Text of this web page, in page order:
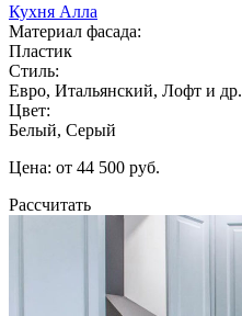
Кухня Алла
Материал фасада:
Пластик
Стиль:
Евро, Итальянский, Лофт и др.
Цвет:
Белый, Серый
Цена: от 44 500 руб.
Рассчитать